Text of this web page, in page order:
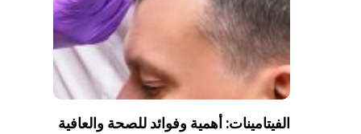
الفيتامينات: أهمية وفوائد للصحة والعافية